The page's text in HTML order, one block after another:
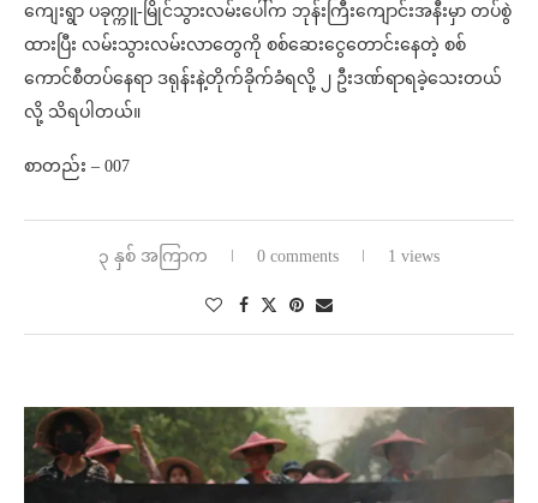
ကျေးရွာ ပခုက္ကူ-မြိုင်သွားလမ်းပေါ်က ဘုန်းကြီးကျောင်းအနီးမှာ တပ်စွဲ
ထားပြီး လမ်းသွားလမ်းလာတွေကို စစ်ဆေးငွေတောင်းနေတဲ့ စစ်
ကောင်စီတပ်​​နေရာ ဒရုန်းနဲ့တိုက်ခိုက်ခံရလို့ ၂ ဦးဒဏ်ရာရခဲ့သေးတယ်
လို့ သိရပါတယ်။
စာတည်း – 007
၃ နှစ် အကြာက 0 comments 1 views